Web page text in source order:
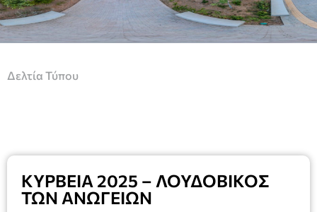
Δελτία Τύπου
ΚΥΡΒΕΙΑ 2025 – ΛΟΥΔΟΒΙΚΟΣ
ΤΩΝ ΑΝΩΓΕΙΩΝ